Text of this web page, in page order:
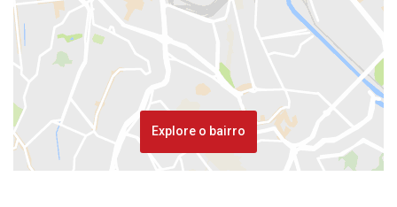
Explore o bairro